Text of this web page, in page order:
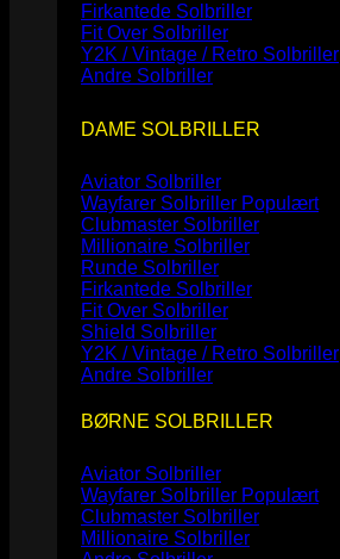
Firkantede Solbriller
Fit Over Solbriller
Y2K / Vintage / Retro Solbriller
Andre Solbriller
DAME SOLBRILLER
Aviator Solbriller
Wayfarer Solbriller
Clubmaster Solbriller
Millionaire Solbriller
Runde Solbriller
Firkantede Solbriller
Fit Over Solbriller
Shield Solbriller
Y2K / Vintage / Retro Solbriller
Andre Solbriller
BØRNE SOLBRILLER
Aviator Solbriller
Wayfarer Solbriller
Clubmaster Solbriller
Millionaire Solbriller